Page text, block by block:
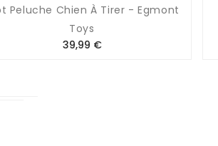
Peluche Chien À Tirer - Egmont
Toys
39,99 €Prix